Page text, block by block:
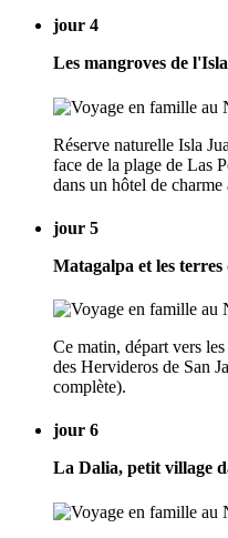
jour 4
Les mangroves de
Réserve naturelle Isla
face de la plage de Las
dans un hôtel de
jour 5
Matagalpa et les
Ce matin, départ vers
des Hervideros de San
complète).
jour 6
La Dalia, petit village